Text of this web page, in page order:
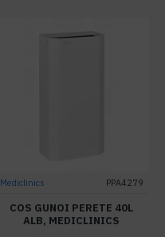
Mediclinics PPA4279
COS GUNOI PERETE 40L
ALB, MEDICLINICS